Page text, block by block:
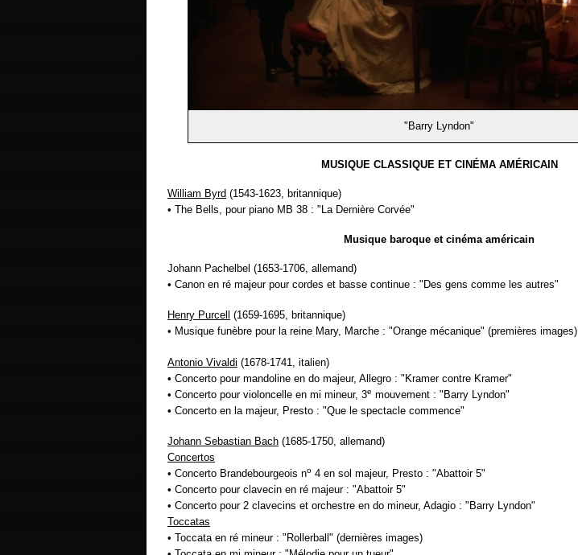
"Barry Lyndon"
MUSIQUE CLASSIQUE ET CINÉMA AMÉRICAIN
William Byrd (1543-1623, britannique)
• The Bells, pour piano MB 38 : "La Dernière Corvée"
Musique baroque et cinéma américain
Johann Pachelbel (1653-1706, allemand)
• Canon en ré majeur pour cordes et basse continue : "Des gens comme les autres"
Henry Purcell
(1659-1695, britannique)
• Musique funèbre pour la reine Mary, Marche : "Orange mécanique" (premières images)
Antonio Vivaldi (1678-1741, italien)
• Concerto pour mandoline en do majeur, Allegro : "Kramer contre Kramer"
• Concerto pour violoncelle en mi mineur, 3e mouvement : "Barry Lyndon"
• Concerto en la majeur, Presto : "Que le spectacle commence"
Johann Sebastian Bach (1685-1750, allemand)
Concertos
• Concerto Brandebourgeois no 4 en sol majeur, Presto : "Abattoir 5"
• Concerto pour clavecin en ré majeur : "Abattoir 5"
• Concerto pour 2 clavecins et orchestre en do mineur, Adagio : "Barry Lyndon"
Toccatas
• Toccata en ré mineur : "Rollerball" (dernières images)